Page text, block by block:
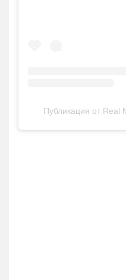
Публикация от Real